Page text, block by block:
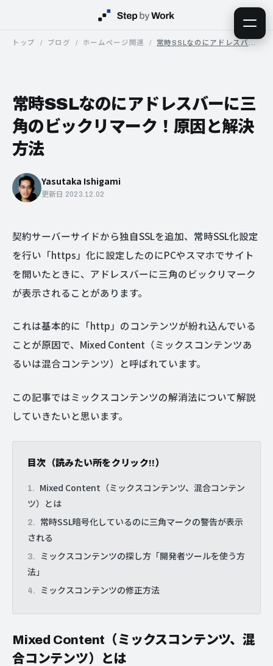
トップ ブログ ホームページ関連
常時SSLなのにアドレスバーに三
角のビックリマーク！原因と解決
方法
Yasutaka Ishigami
更新日 2023.12.02
契約サーバーサイドから独自SSLを追加、常時SSL化設定
を行い「https」化に設定したのにPCやスマホでサイト
を開いたときに、アドレスバーに三角のビックリマーク
が表示されることがあります。
これは基本的に「http」のコンテンツが紛れ込んでいる
ことが原因で、Mixed Content（ミックスコンテンツあ
るいは混合コンテンツ）と呼ばれています。
この記事ではミックスコンテンツの解消法について解説
していきたいと思います。
目次（読みたい所をクリック!!）
Mixed Content（ミックスコンテンツ、混合コンテン
ツ）とは
常時SSL暗号化しているのに三角マークの警告が表示
される
ミックスコンテンツの探し方「開発者ツールを使う方
法」
ミックスコンテンツの修正方法
Mixed Content（ミックスコンテンツ、混
合コンテンツ）とは